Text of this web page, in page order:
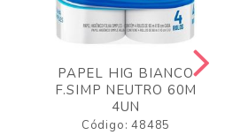
PAPEL HIG BIANCO
F.SIMP NEUTRO 60M
4UN
Código: 48485